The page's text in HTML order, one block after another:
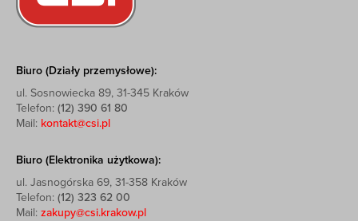
Biuro (Działy przemysłowe):
ul. Sosnowiecka 89, 31-345 Kraków
Telefon: (12) 390 61 80
Mail: kontakt@csi.pl
Biuro (Elektronika użytkowa):
ul. Jasnogórska 69, 31-358 Kraków
Telefon: (12) 323 62 00
Mail: zakupy@csi.krakow.pl